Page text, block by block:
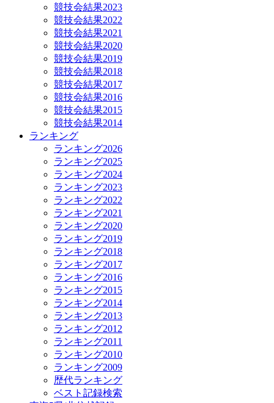
競技会結果2023
競技会結果2022
競技会結果2021
競技会結果2020
競技会結果2019
競技会結果2018
競技会結果2017
競技会結果2016
競技会結果2015
競技会結果2014
ランキング
ランキング2026
ランキング2025
ランキング2024
ランキング2023
ランキング2022
ランキング2021
ランキング2020
ランキング2019
ランキング2018
ランキング2017
ランキング2016
ランキング2015
ランキング2014
ランキング2013
ランキング2012
ランキング2011
ランキング2010
ランキング2009
歴代ランキング
ベスト記録検索